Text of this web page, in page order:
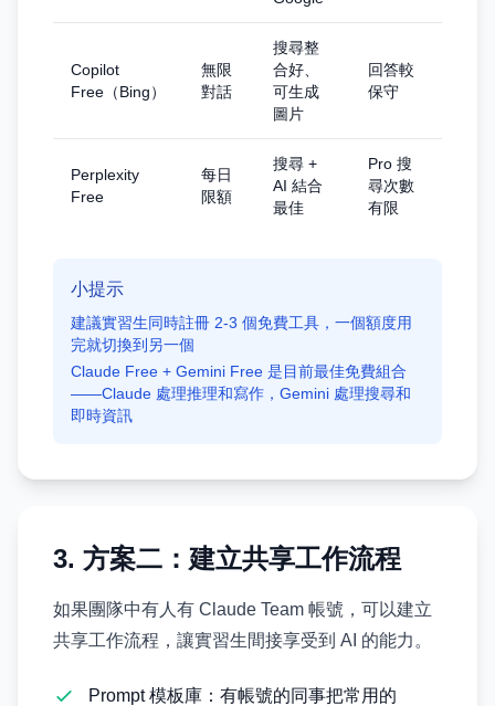
Copilot
Free（Bing）
無限
對話
搜尋整
合好、
可生成
圖片
回答較
保守
Perplexity
Free
每日
限額
搜尋 +
AI 結合
最佳
Pro 搜
尋次數
有限
小提示
建議實習生同時註冊 2-3 個免費工具，一個額度用
完就切換到另一個
Claude Free + Gemini Free 是目前最佳免費組合
——Claude 處理推理和寫作，Gemini 處理搜尋和
即時資訊
3. 方案二：建立共享工作流程
如果團隊中有人有 Claude Team 帳號，可以建立
共享工作流程，讓實習生間接享受到 AI 的能力。
Prompt 模板庫：有帳號的同事把常用的